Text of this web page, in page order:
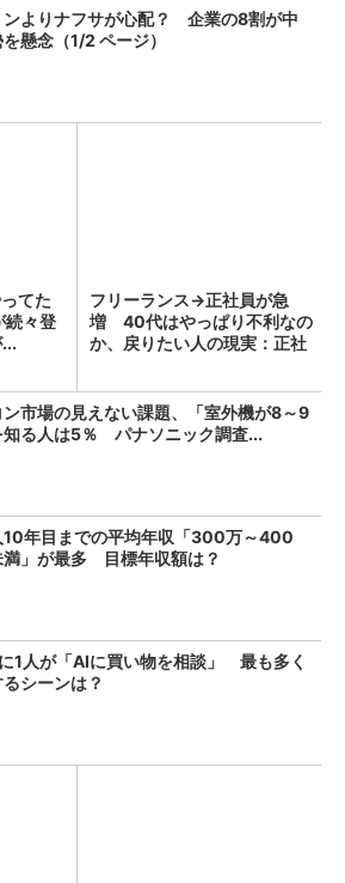
ンよりナフサが心配？ 企業の8割が中
懸念（1/2 ページ）
てた
続々登
フリーランス→正社員が急
増 40代はやっぱり不利なの
か、戻りたい人の現実：正社
ン市場の見えない課題、「室外機が8～9
知る人は5％ パナソニック調査...
10年目までの平均年収「300万～400
満」が最多 目標年収額は？
1人が「AIに買い物を相談」 最も多く
シーンは？